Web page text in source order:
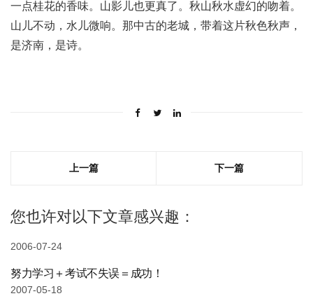
一点桂花的香味。山影儿也更真了。秋山秋水虚幻的吻着。
山儿不动，水儿微响。那中古的老城，带着这片秋色秋声，
是济南，是诗。
上一篇 下一篇
您也许对以下文章感兴趣：
2006-07-24
努力学习＋考试不失误＝成功！
2007-05-18